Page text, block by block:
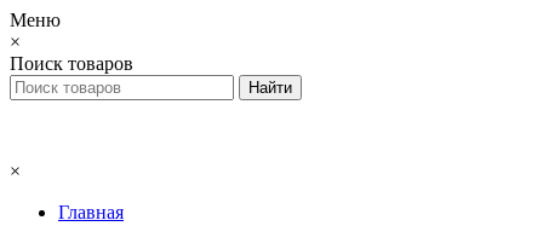
Меню
×
Поиск товаров
×
Главная